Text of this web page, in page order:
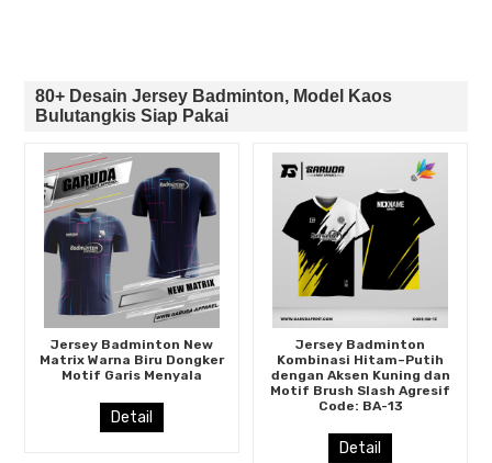
80+ Desain Jersey Badminton, Model Kaos
Bulutangkis Siap Pakai
Jersey Badminton New
Matrix Warna Biru Dongker
Motif Garis Menyala
Detail
Jersey Badminton
Kombinasi Hitam–Putih
dengan Aksen Kuning dan
Motif Brush Slash Agresif
Code: BA-13
Detail